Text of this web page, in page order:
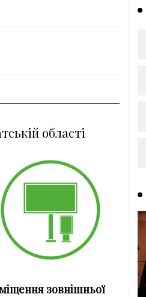
області
зовнішньої